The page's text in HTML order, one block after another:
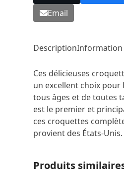
Email
DescriptionInformation
Ces délicieuses
un excellent choix pour
tous âges et de toutes
est le premier et
ces croquettes
provient des États-Unis.
Produits